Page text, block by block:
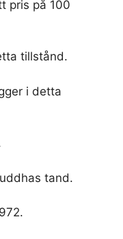
pris på 100
tillstånd.
i detta
tand.